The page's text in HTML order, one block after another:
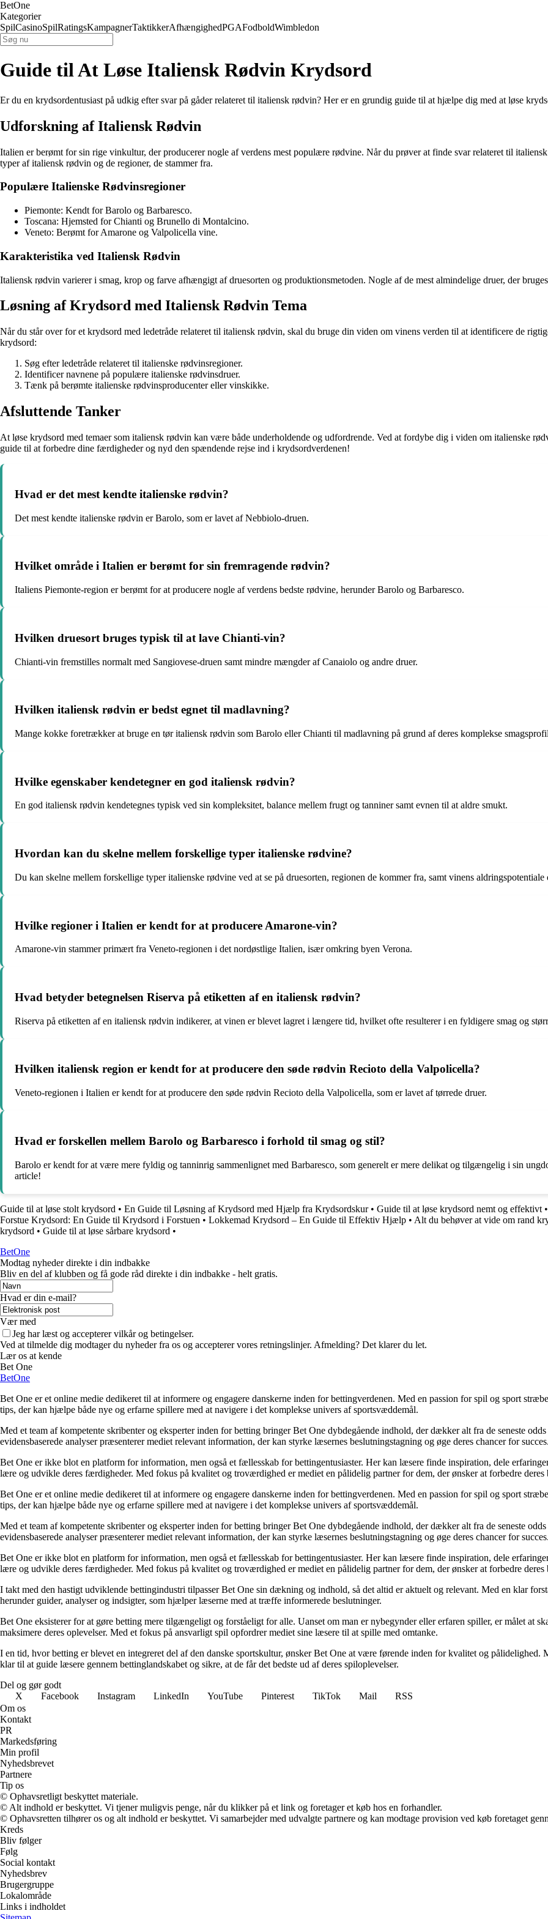
BetOne
Kategorier
SpilCasinoSpilRatingsKampagnerTaktikkerAfhængighedPGAFodboldWimbledon
Guide til At Løse Italiensk Rødvin Krydsord
Er du en krydsordentusiast på udkig efter svar på gåder relateret til italiensk rødvin? Her er en grundig guide til at hjælpe dig med at løse
Udforskning af Italiensk Rødvin
Italien er berømt for sin rige vinkultur, der producerer nogle af verdens mest populære rødvine. Når du prøver at finde svar relateret til
typer af italiensk rødvin og de regioner, de stammer fra.
Populære Italienske Rødvinsregioner
Piemonte: Kendt for Barolo og Barbaresco.
Toscana: Hjemsted for Chianti og Brunello di Montalcino.
Veneto: Berømt for Amarone og Valpolicella vine.
Karakteristika ved Italiensk Rødvin
Italiensk rødvin varierer i smag, krop og farve afhængigt af druesorten og produktionsmetoden. Nogle af de mest almindelige druer, der
Løsning af Krydsord med Italiensk Rødvin Tema
Når du står over for et krydsord med ledetråde relateret til italiensk rødvin, skal du bruge din viden om vinens verden til at identificere de
krydsord:
Søg efter ledetråde relateret til italienske rødvinsregioner.
Identificer navnene på populære italienske rødvinsdruer.
Tænk på berømte italienske rødvinsproducenter eller vinskikke.
Afsluttende Tanker
At løse krydsord med temaer som italiensk rødvin kan være både underholdende og udfordrende. Ved at fordybe dig i viden om italienske
guide til at forbedre dine færdigheder og nyd den spændende rejse ind i krydsordverdenen!
Hvad er det mest kendte italienske rødvin?
Det mest kendte italienske rødvin er Barolo, som er lavet af Nebbiolo-druen.
Hvilket område i Italien er berømt for sin fremragende rødvin?
Italiens Piemonte-region er berømt for at producere nogle af verdens bedste rødvine, herunder Barolo og Barbaresco.
Hvilken druesort bruges typisk til at lave Chianti-vin?
Chianti-vin fremstilles normalt med Sangiovese-druen samt mindre mængder af Canaiolo og andre druer.
Hvilken italiensk rødvin er bedst egnet til madlavning?
Mange kokke foretrækker at bruge en tør italiensk rødvin som Barolo eller Chianti til madlavning på grund af deres komplekse
Hvilke egenskaber kendetegner en god italiensk rødvin?
En god italiensk rødvin kendetegnes typisk ved sin kompleksitet, balance mellem frugt og tanniner samt evnen til at aldre smukt.
Hvordan kan du skelne mellem forskellige typer italienske rødvine?
Du kan skelne mellem forskellige typer italienske rødvine ved at se på druesorten, regionen de kommer fra, samt vinens aldringspotentiale
Hvilke regioner i Italien er kendt for at producere Amarone-vin?
Amarone-vin stammer primært fra Veneto-regionen i det nordøstlige Italien, især omkring byen Verona.
Hvad betyder betegnelsen Riserva på etiketten af en italiensk rødvin?
Riserva på etiketten af en italiensk rødvin indikerer, at vinen er blevet lagret i længere tid, hvilket ofte resulterer i en fyldigere smag og
Hvilken italiensk region er kendt for at producere den søde rødvin Recioto della Valpolicella?
Veneto-regionen i Italien er kendt for at producere den søde rødvin Recioto della Valpolicella, som er lavet af tørrede druer.
Hvad er forskellen mellem Barolo og Barbaresco i forhold til smag og stil?
Barolo er kendt for at være mere fyldig og tanninrig sammenlignet med Barbaresco, som generelt er mere delikat og tilgængelig i sin
article!
Guide til at løse stolt krydsord • En Guide til Løsning af Krydsord med Hjælp fra Krydsordskur• Guide til at løse krydsord nemt og effektivt
Forstue Krydsord: En Guide til Krydsord i Forstuen • Lokkemad Krydsord – En Guide til Effektiv Hjælp • Alt du behøver at vide om rand
krydsord • Guide til at løse sårbare krydsord •
BetOne
Modtag nyheder direkte i din indbakke
Bliv en del af klubben og få gode råd direkte i din indbakke - helt gratis.
Hvad er din e-mail?
Vær med
Jeg har læst og accepterer vilkår og betingelser.
Ved at tilmelde dig modtager du nyheder fra os og accepterer vores retningslinjer. Afmelding? Det klarer du let.
Lær os at kende
Bet One
BetOne
Bet One er et online medie dedikeret til at informere og engagere danskerne inden for bettingverdenen. Med en passion for spil og sport
tips, der kan hjælpe både nye og erfarne spillere med at navigere i det komplekse univers af sportsvæddemål.
Med et team af kompetente skribenter og eksperter inden for betting bringer Bet One dybdegående indhold, der dækker alt fra de seneste
evidensbaserede analyser præsenterer mediet relevant information, der kan styrke læsernes beslutningstagning og øge deres chancer for
Bet One er ikke blot en platform for information, men også et fællesskab for bettingentusiaster. Her kan læsere finde inspiration, dele
lære og udvikle deres færdigheder. Med fokus på kvalitet og troværdighed er mediet en pålidelig partner for dem, der ønsker at forbedre deres
Bet One er et online medie dedikeret til at informere og engagere danskerne inden for bettingverdenen. Med en passion for spil og sport
tips, der kan hjælpe både nye og erfarne spillere med at navigere i det komplekse univers af sportsvæddemål.
Med et team af kompetente skribenter og eksperter inden for betting bringer Bet One dybdegående indhold, der dækker alt fra de seneste
evidensbaserede analyser præsenterer mediet relevant information, der kan styrke læsernes beslutningstagning og øge deres chancer for
Bet One er ikke blot en platform for information, men også et fællesskab for bettingentusiaster. Her kan læsere finde inspiration, dele
lære og udvikle deres færdigheder. Med fokus på kvalitet og troværdighed er mediet en pålidelig partner for dem, der ønsker at forbedre deres
I takt med den hastigt udviklende bettingindustri tilpasser Bet One sin dækning og indhold, så det altid er aktuelt og relevant. Med en klar
herunder guider, analyser og indsigter, som hjælper læserne med at træffe informerede beslutninger.
Bet One eksisterer for at gøre betting mere tilgængeligt og forståeligt for alle. Uanset om man er nybegynder eller erfaren spiller, er målet at
maksimere deres oplevelser. Med et fokus på ansvarligt spil opfordrer mediet sine læsere til at spille med omtanke.
I en tid, hvor betting er blevet en integreret del af den danske sportskultur, ønsker Bet One at være førende inden for kvalitet og pålidelighed.
klar til at guide læsere gennem bettinglandskabet og sikre, at de får det bedste ud af deres spiloplevelser.
Del og gør godt
X
Facebook Instagram LinkedIn YouTube Pinterest TikTok Mail
RSS
Om os
Kontakt
PR
Markedsføring
Min profil
Nyhedsbrevet
Partnere
Tip os
© Ophavsretligt beskyttet materiale.
© Alt indhold er beskyttet. Vi tjener muligvis penge, når du klikker på et link og foretager et køb hos en forhandler.
© Ophavsretten tilhører os og alt indhold er beskyttet. Vi samarbejder med udvalgte partnere og kan modtage provision ved køb foretaget
Kreds
Bliv følger
Følg
Social kontakt
Nyhedsbrev
Brugergruppe
Lokalområde
Links i indholdet